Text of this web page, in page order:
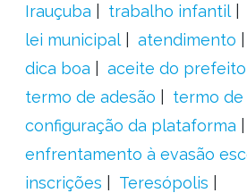
Irauçuba
trabalho infantil
lei municipal
atendimento
dica boa
aceite do prefeito
termo de adesão
termo de
configuração da plataforma
enfrentamento à evasão
inscrições
Teresópolis